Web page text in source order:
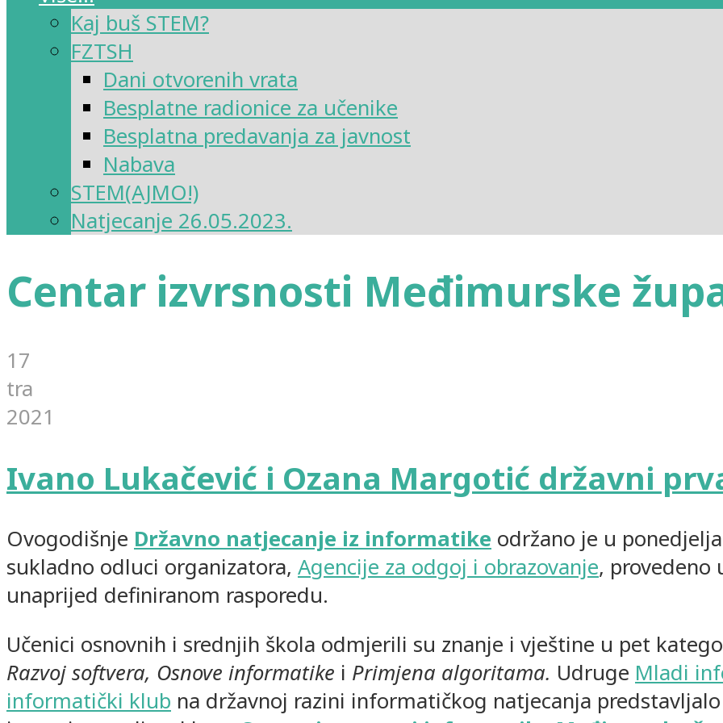
Kaj buš STEM?
FZTSH
Dani otvorenih vrata
Besplatne radionice za učenike
Besplatna predavanja za javnost
Nabava
STEM(AJMO!)
Natjecanje 26.05.2023.
Centar izvrsnosti Međimurske
17
tra
2021
Ivano Lukačević i Ozana Margotić državni
Ovogodišnje Državno natjecanje iz informatike održano je u
sukladno odluci organizatora, Agencije za odgoj i obrazovanje, provedeno
unaprijed definiranom rasporedu.
Učenici osnovnih i srednjih škola odmjerili su znanje i vještine u pet
Razvoj softvera, Osnove informatike i Primjena algoritama. Udruge Mladi
informatički klub na državnoj razini informatičkog natjecanja